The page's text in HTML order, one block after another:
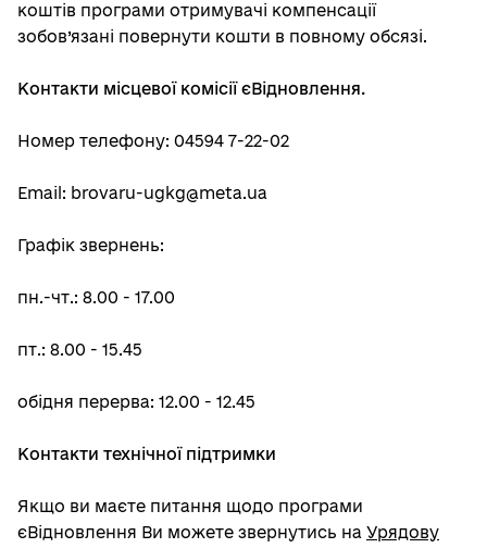
коштів програми отримувачі компенсації
зобов’язані повернути кошти в повному обсязі.
Контакти місцевої комісії єВідновлення.
Номер телефону: 04594 7-22-02
Email: brovaru-ugkg@meta.ua
Графік звернень:
пн.-чт.: 8.00 - 17.00
пт.: 8.00 - 15.45
обідня перерва: 12.00 - 12.45
Контакти технічної підтримки
Якщо ви маєте питання щодо програми
єВідновлення Ви можете звернутись на Урядову